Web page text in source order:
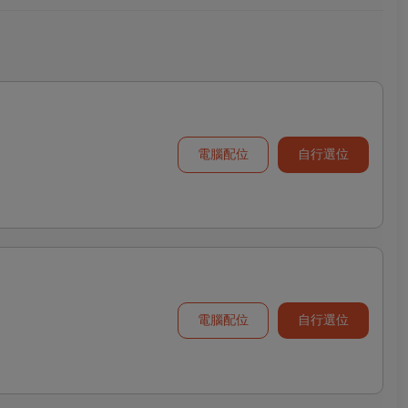
電腦配位 自行選位
電腦配位 自行選位